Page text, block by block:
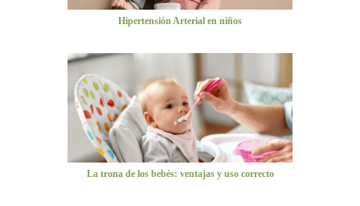
Hipertensión Arterial en niños
La trona de los bebés: ventajas y uso correcto